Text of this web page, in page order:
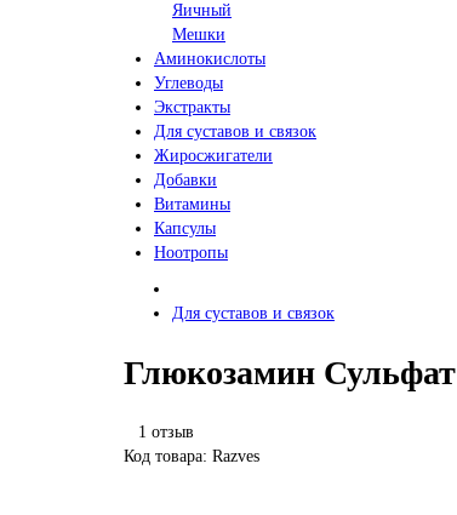
Яичный
Мешки
Аминокислоты
Углеводы
Экстракты
Для суставов и связок
Жиросжигатели
Добавки
Витамины
Капсулы
Ноотропы
Для суставов и связок
Глюкозамин Сульфат
1 отзыв
Код товара: Razves